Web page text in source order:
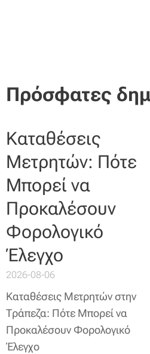
Πρόσφατες
Καταθέσεις
Μετρητών: Πότε
Μπορεί να
Προκαλέσουν
Φορολογικό
Έλεγχο
2026-08-06
Καταθέσεις Μετρητών στην
Τράπεζα: Πότε Μπορεί να
Προκαλέσουν Φορολογικό
Έλεγχο